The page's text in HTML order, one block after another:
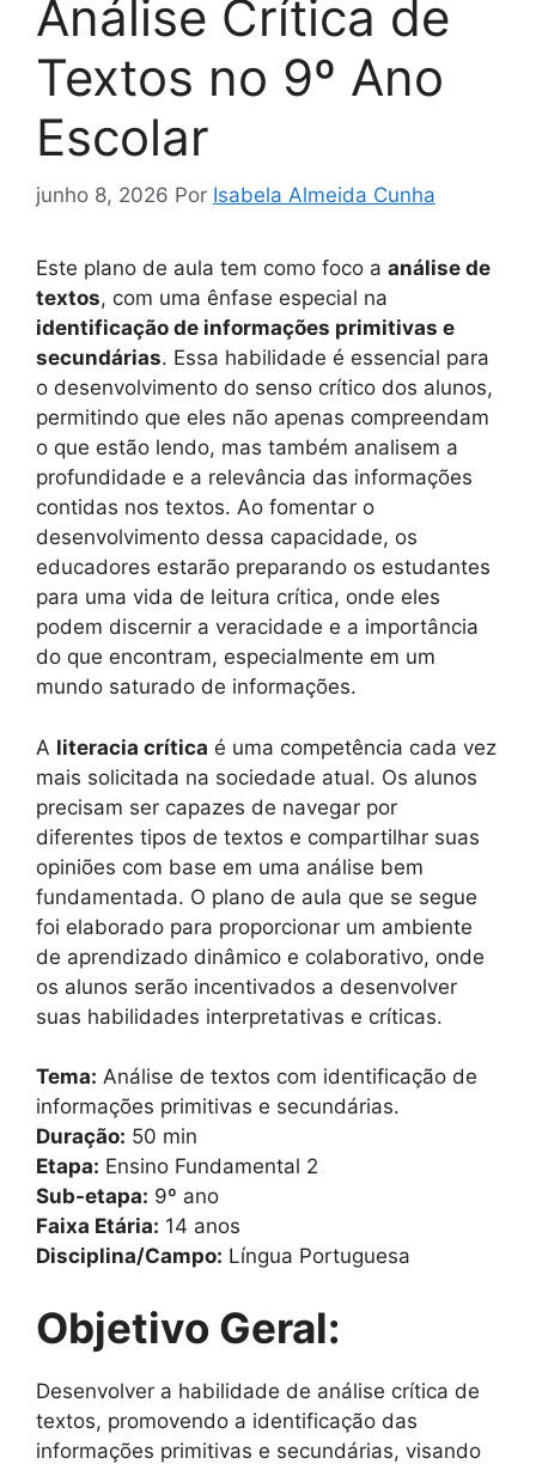
Análise Crítica de
Textos no 9º Ano
Escolar
junho 8, 2026 Por Isabela Almeida Cunha
Este plano de aula tem como foco a análise de
textos, com uma ênfase especial na
identificação de informações primitivas e
secundárias. Essa habilidade é essencial para
o desenvolvimento do senso crítico dos alunos,
permitindo que eles não apenas compreendam
o que estão lendo, mas também analisem a
profundidade e a relevância das informações
contidas nos textos. Ao fomentar o
desenvolvimento dessa capacidade, os
educadores estarão preparando os estudantes
para uma vida de leitura crítica, onde eles
podem discernir a veracidade e a importância
do que encontram, especialmente em um
mundo saturado de informações.
A literacia crítica é uma competência cada vez
mais solicitada na sociedade atual. Os alunos
precisam ser capazes de navegar por
diferentes tipos de textos e compartilhar suas
opiniões com base em uma análise bem
fundamentada. O plano de aula que se segue
foi elaborado para proporcionar um ambiente
de aprendizado dinâmico e colaborativo, onde
os alunos serão incentivados a desenvolver
suas habilidades interpretativas e críticas.
Tema: Análise de textos com identificação de
informações primitivas e secundárias.
Duração: 50 min
Etapa: Ensino Fundamental 2
Sub-etapa: 9º ano
Faixa Etária: 14 anos
Disciplina/Campo: Língua Portuguesa
Objetivo Geral:
Desenvolver a habilidade de análise crítica de
textos, promovendo a identificação das
informações primitivas e secundárias, visando